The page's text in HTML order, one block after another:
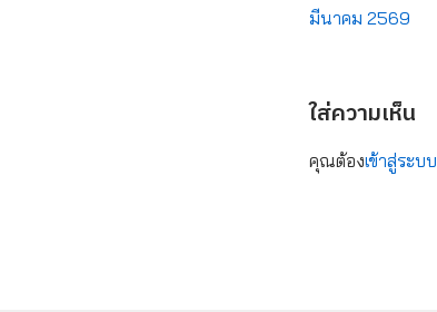
มีนาคม 2569
ใส่ความเห็น
คุณต้องเข้าสู่ระบบ